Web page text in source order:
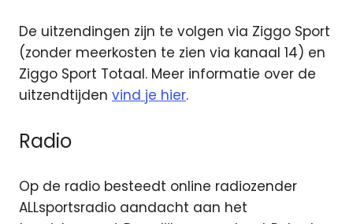
De uitzendingen zijn te volgen via Ziggo Sport
(zonder meerkosten te zien via kanaal 14) en
Ziggo Sport Totaal. Meer informatie over de
uitzendtijden vind je hier.
Radio
Op de radio besteedt online radiozender
ALLsportsradio aandacht aan het